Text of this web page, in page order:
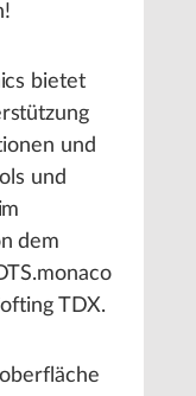
bietet
und
und
dem
TDX.